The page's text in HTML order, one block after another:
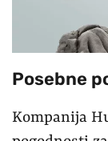
Posebne
Kompanija